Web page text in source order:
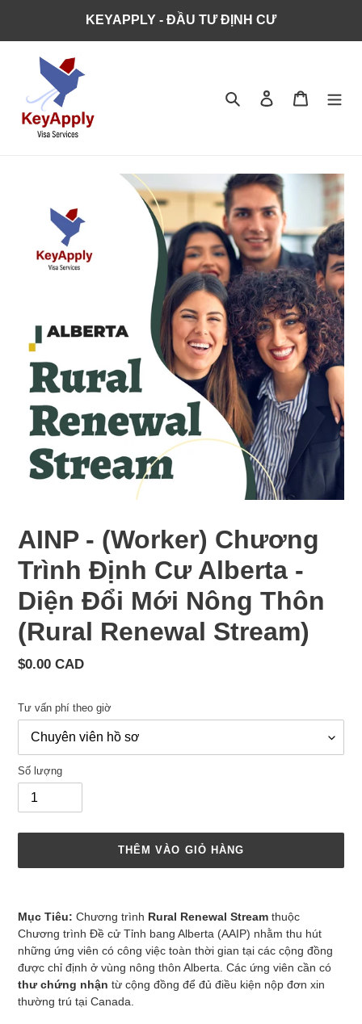
KEYAPPLY - ĐẦU TƯ ĐỊNH CƯ
Tìm kiếmĐăng nhậpGiỏ hàng
AINP - (Worker) Chương
Trình Định Cư Alberta -
Diện Đổi Mới Nông Thôn
(Rural Renewal Stream)
Giá
thông
$0.00 CAD
Tư vấn phí theo giờ
Số lượng
THÊM VÀO GIỎ HÀNG
phẩm
vào
giỏ
hàng
của
bạn
Mục Tiêu: Chương trình Rural Renewal Stream thuộc
Chương trình Đề cử Tỉnh bang Alberta (AAIP) nhằm thu hút
những ứng viên có công việc toàn thời gian tại các cộng đồng
được chỉ định ở vùng nông thôn Alberta. Các ứng viên cần có
thư chứng nhận từ cộng đồng để đủ điều kiện nộp đơn xin
thường trú tại Canada.